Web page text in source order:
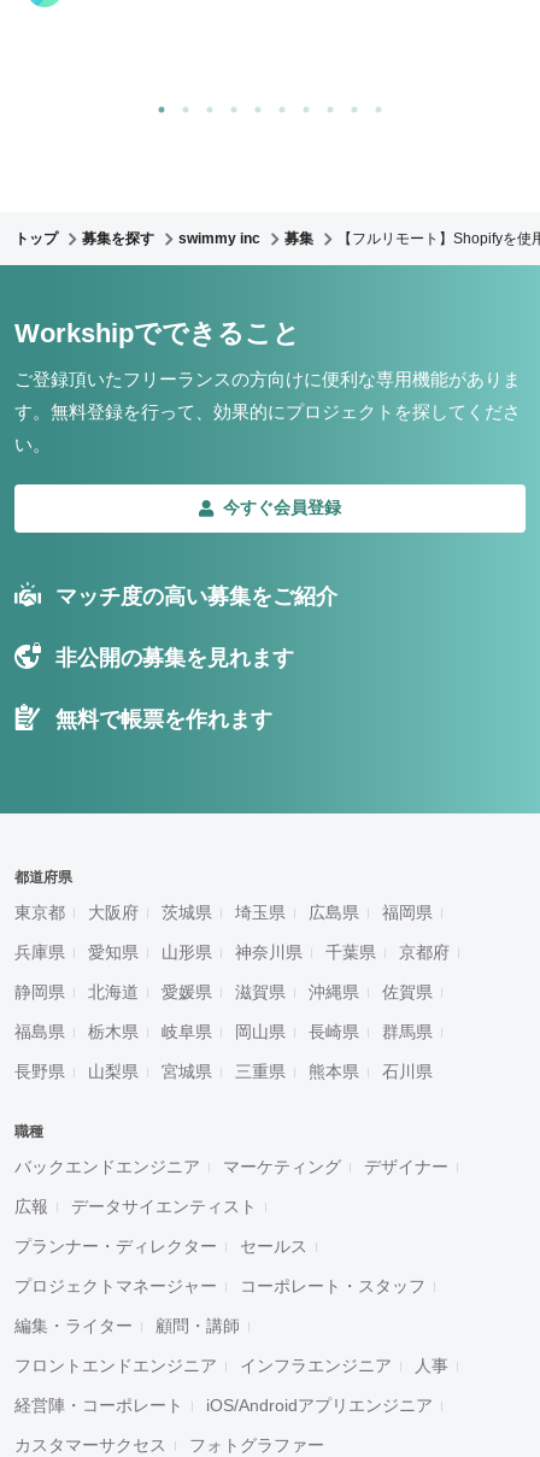
トップ 募集を探す swimmy inc 募集 【フルリモート】Shopifyを
Workshipでできること
ご登録頂いたフリーランスの方向けに便利な専用機能がありま
す。 無料登録を行って、効果的にプロジェクトを探してくださ
い。
今すぐ会員登録
マッチ度の高い募集をご紹介
非公開の募集を見れます
無料で帳票を作れます
都道府県
東京都 大阪府 茨城県 埼玉県 広島県 福岡県
兵庫県 愛知県 山形県 神奈川県 千葉県 京都府
静岡県 北海道 愛媛県 滋賀県 沖縄県 佐賀県
福島県 栃木県 岐阜県 岡山県 長崎県 群馬県
長野県 山梨県 宮城県 三重県 熊本県 石川県
職種
バックエンドエンジニア マーケティング デザイナー
広報 データサイエンティスト
プランナー・ディレクター セールス
プロジェクトマネージャー コーポレート・スタッフ
編集・ライター 顧問・講師
フロントエンドエンジニア インフラエンジニア 人事
経営陣・コーポレート iOS/Androidアプリエンジニア
カスタマーサクセス フォトグラファー